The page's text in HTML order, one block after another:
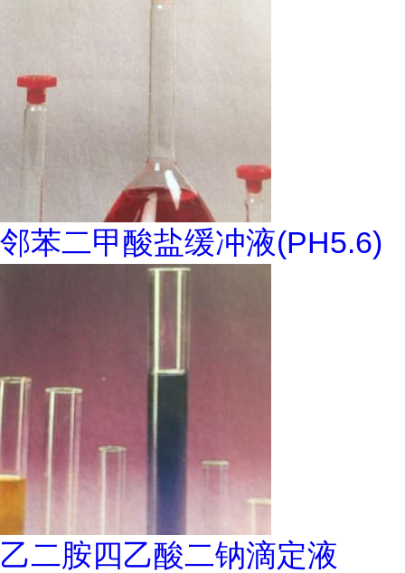
邻苯二甲酸盐缓冲液(PH5.6)
乙二胺四乙酸二钠滴定液